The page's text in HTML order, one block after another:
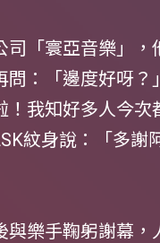
「寰亞音樂」，
：「邊度好呀？
我知好多人今次
紋身說：「多謝
樂手鞠躬謝幕，